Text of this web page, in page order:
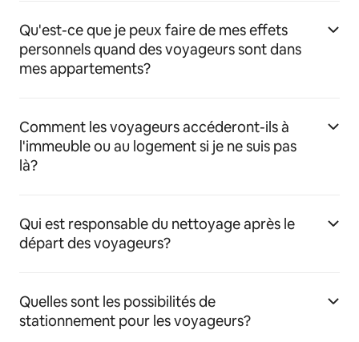
Qu'est-ce que je peux faire de mes effets
personnels quand des voyageurs sont dans
mes appartements?
Comment les voyageurs accéderont-ils à
l'immeuble ou au logement si je ne suis pas
là?
Qui est responsable du nettoyage après le
départ des voyageurs?
Quelles sont les possibilités de
stationnement pour les voyageurs?